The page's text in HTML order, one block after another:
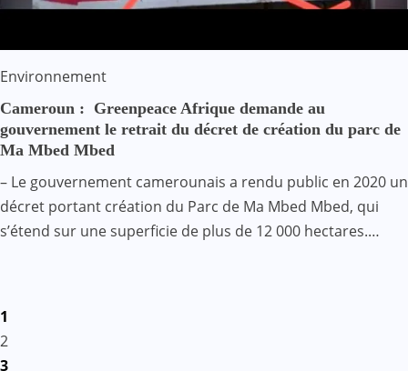
Environnement
Cameroun : Greenpeace Afrique demande au
gouvernement le retrait du décret de création du parc de
Ma Mbed Mbed
– Le gouvernement camerounais a rendu public en 2020 un
décret portant création du Parc de Ma Mbed Mbed, qui
s’étend sur une superficie de plus de 12 000 hectares.…
des
1
2
3